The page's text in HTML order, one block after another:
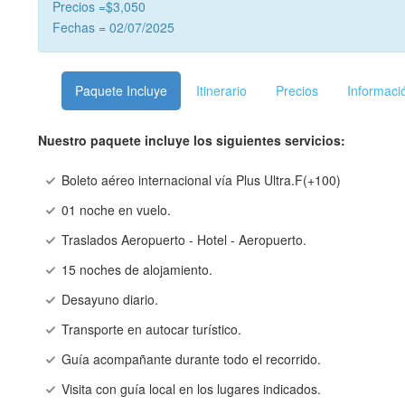
Precios =$3,050
Fechas = 02/07/2025
Paquete Incluye Itinerario Precios
Nuestro paquete incluye los siguientes servicios:
Boleto aéreo internacional vía Plus Ultra.F(+100)
01 noche en vuelo.
Traslados Aeropuerto - Hotel - Aeropuerto.
15 noches de alojamiento.
Desayuno diario.
Transporte en autocar turístico.
Guía acompañante durante todo el recorrido.
Visita con guía local en los lugares indicados.